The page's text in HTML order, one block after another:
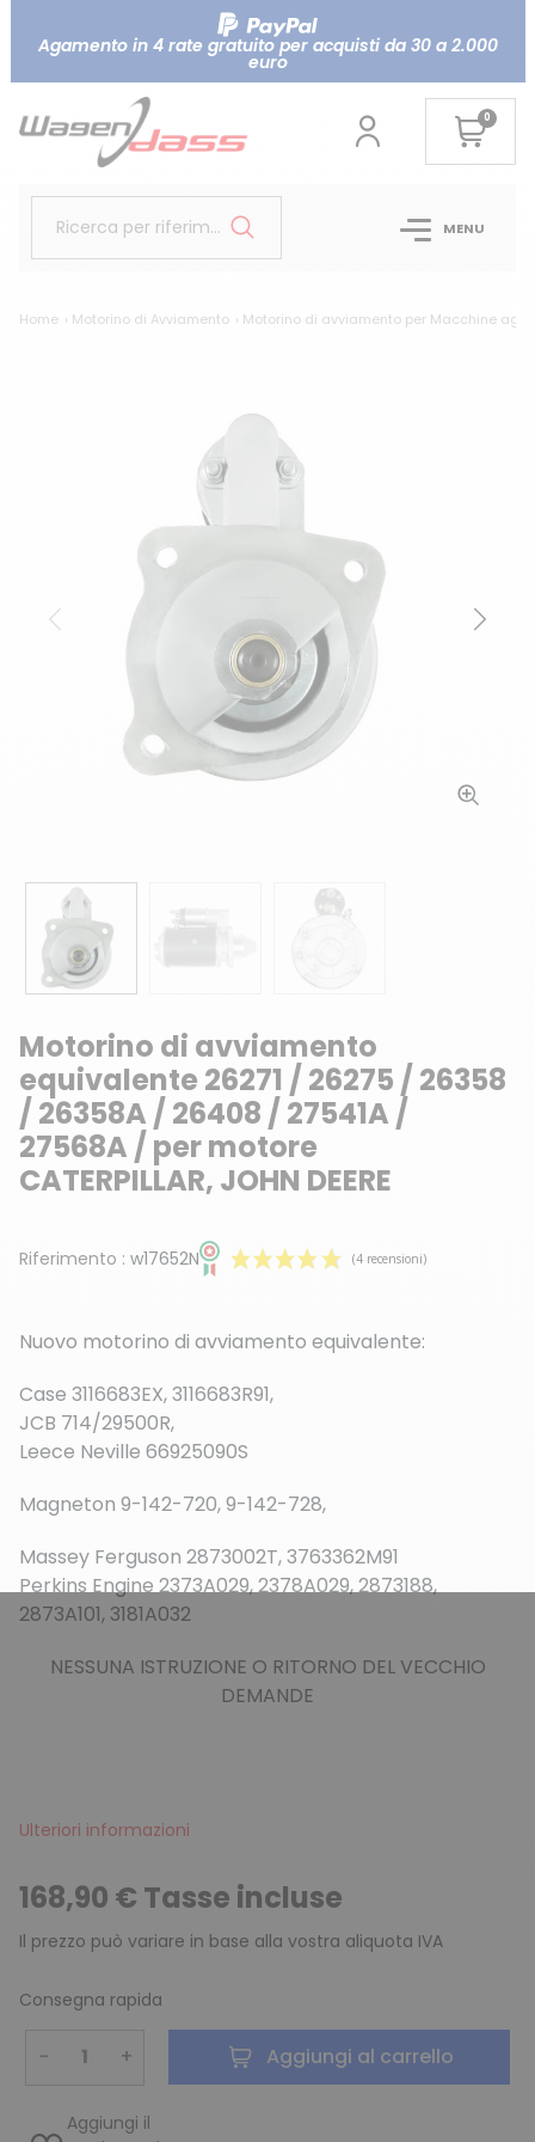
Agamento in 4 rate gratuito per acquisti da 30 a 2.000
euro
0
Ricerca per riferimento... MENU
Home Motorino di Avviamento Motorino di avviamento per Macchine
Precedente
Motorino di avviamento
equivalente 26271 / 26275 / 26358
/ 26358A / 26408 / 27541A /
27568A / per motore
CATERPILLAR, JOHN DEERE
Riferimento : w17652N
Nuovo motorino di avviamento equivalente:
Case 3116683EX, 3116683R91,
JCB 714/29500R,
Leece Neville 66925090S
Magneton 9-142-720, 9-142-728,
Massey Ferguson 2873002T, 3763362M91
Perkins Engine 2373A029, 2378A029, 2873188,
2873A101, 3181A032
NESSUNA ISTRUZIONE O RITORNO DEL VECCHIO
DEMANDE
Ulteriori informazioni
168,90 € Tasse incluse
Il prezzo può variare in base alla vostra aliquota IVA
Consegna rapida
− + Aggiungi al carrello
Aggiungi il